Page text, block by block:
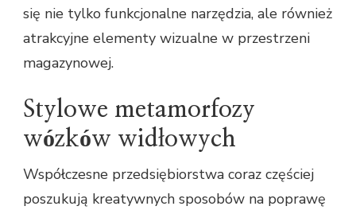
się nie tylko funkcjonalne narzędzia, ale również
atrakcyjne elementy wizualne w przestrzeni
magazynowej.
Stylowe metamorfozy
wózków widłowych
Współczesne przedsiębiorstwa coraz częściej
poszukują kreatywnych sposobów na poprawę